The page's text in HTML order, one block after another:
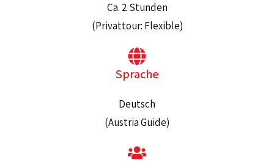
Ca. 2 Stunden
(Privattour: Flexible)
Sprache
Deutsch
(Austria Guide)